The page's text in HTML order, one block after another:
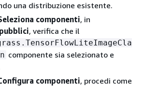
una distribuzione esistente.
componenti, in
, verifica che il
componente sia selezionato e
componenti, procedi come